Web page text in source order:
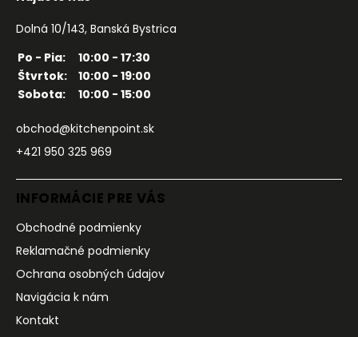
Dolná 10/143, Banská Bystrica
Po - Pia:
10:00 - 17:30
Štvrtok:
10:00 - 19:00
Sobota:
10:00 - 15:00
obchod@kitchenpoint.sk
+421 950 325 969
INFORMÁCIE PRE VÁS
Obchodné podmienky
Reklamačné podmienky
Ochrana osobných údajov
Navigácia k nám
Kontakt